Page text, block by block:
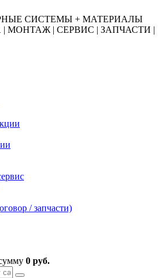
СИСТЕМЫ + МАТЕРИАЛЫ
МОНТАЖ | СЕРВИС | ЗАПЧАСТИ |
/ запчасти)
0 руб.